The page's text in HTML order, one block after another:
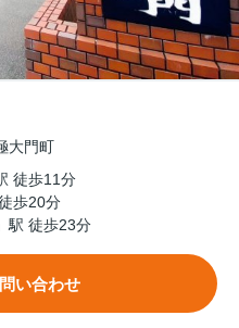
大門町
徒歩11分
歩20分
」駅 徒歩23分
い合わせ